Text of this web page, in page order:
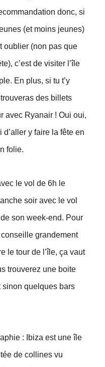
donc, si
(et moins jeunes)
oublier (non pas que
c’est de visiter l’île
En plus, si tu t’y
des billets
avec Ryanair ! Oui oui,
y faire la fête en
folie.
le vol de 6h le
soir avec le vol
son week-end. Pour
grandement
le tour de l’île, ça vaut
trouverez une boite
sinon quelques bars
: Ibiza est une île
de collines vu